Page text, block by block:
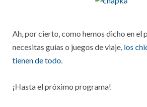
Ah, por cierto, como hemos dicho en el
necesitas guías o juegos de viaje, los
tienen de todo
¡Hasta el próximo programa!